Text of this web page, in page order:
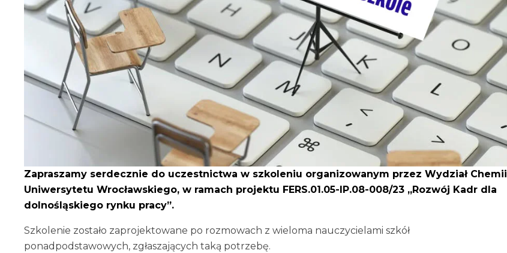
Zapraszamy serdecznie do uczestnictwa w szkoleniu organizowanym przez Wydział Chemii
Uniwersytetu Wrocławskiego, w ramach projektu FERS.01.05-IP.08-008/23 „Rozwój Kadr dla
dolnośląskiego rynku pracy”.
Szkolenie zostało zaprojektowane po rozmowach z wieloma nauczycielami szkół
ponadpodstawowych, zgłaszających taką potrzebę.